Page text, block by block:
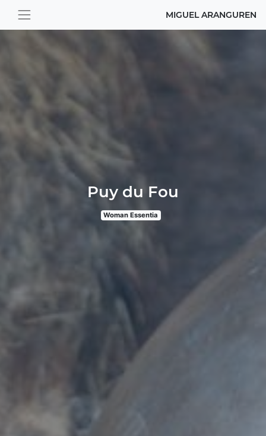
MIGUEL ARANGUREN
Puy du Fou
Woman Essentia